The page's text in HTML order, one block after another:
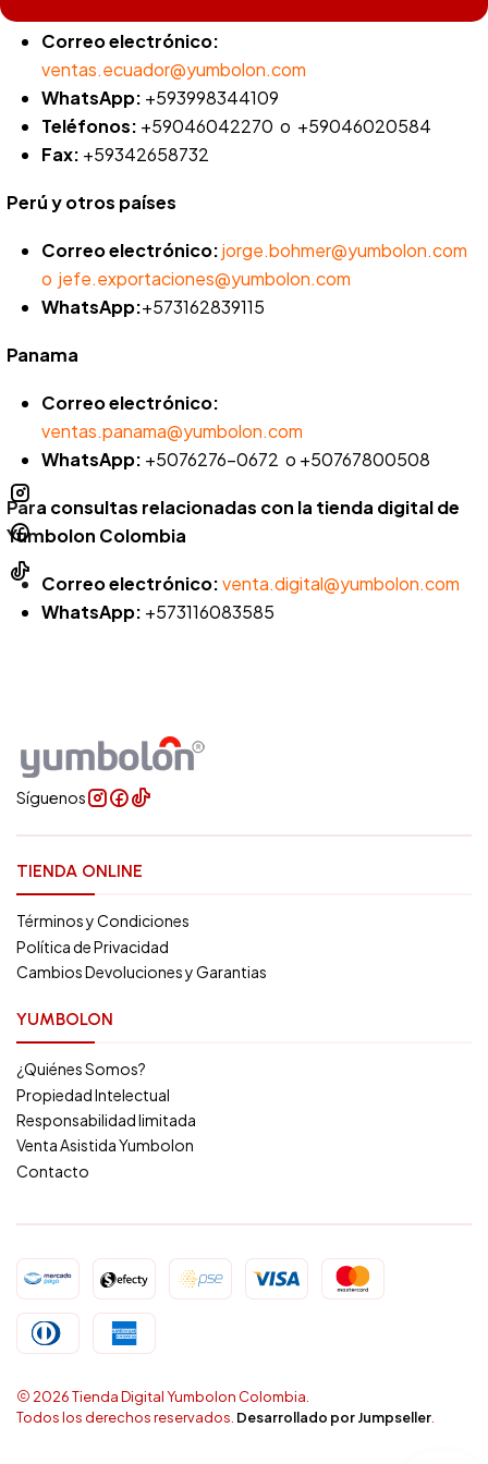
Correo electrónico:
ventas.ecuador@yumbolon.com
WhatsApp: +593998344109
Teléfonos: +59046042270 o +59046020584
Fax: +59342658732
Perú y otros países
Correo electrónico:jorge.bohmer@yumbolon.com
o jefe.exportaciones@yumbolon.com
WhatsApp:+573162839115
Panama
Correo electrónico:
ventas.panama@yumbolon.com
WhatsApp: +5076276-0672 o +50767800508
Para consultas relacionadas con la tienda digital de
Yumbolon Colombia
Correo electrónico:venta.digital@yumbolon.com
WhatsApp: +573116083585
Síguenos
TIENDA ONLINE
Términos y Condiciones
Política de Privacidad
Cambios Devoluciones y Garantias
YUMBOLON
¿Quiénes Somos?
Propiedad Intelectual
Responsabilidad limitada
Venta Asistida Yumbolon
Contacto
2026 Tienda Digital Yumbolon Colombia.
Todos los derechos reservados. Desarrollado por Jumpseller